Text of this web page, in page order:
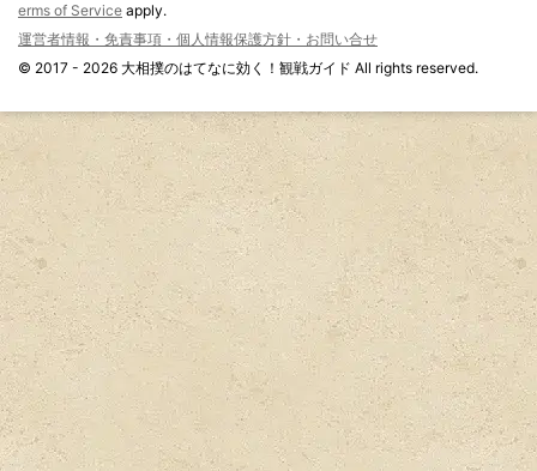
erms of Service apply.
運営者情報・免責事項・個人情報保護方針・お問い合せ
© 2017 - 2026 大相撲のはてなに効く！観戦ガイド All rights reserved.